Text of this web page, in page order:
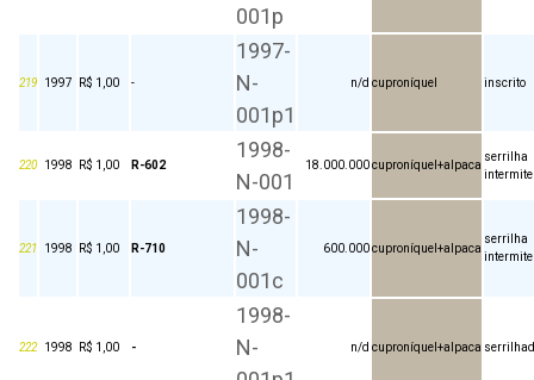
001p
219 1997 R$ 1,00 -
1997-
N-
001p1
n/d cuproníquel inscrito
220 1998 R$ 1,00 R-602
1998-
N-001
18.000.000cuproníquel+alpaca
serrilha
221 1998 R$ 1,00 R-710
1998-
N-
001c
600.000cuproníquel+alpaca
serrilha
222 1998 R$ 1,00 -
1998-
N-
n/d cuproníquel+alpaca